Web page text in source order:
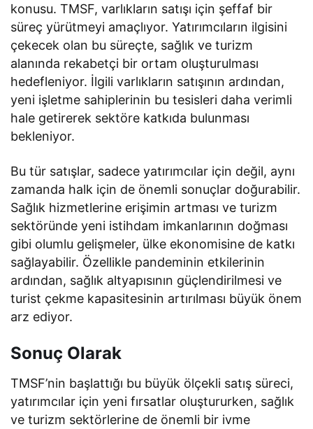
konusu. TMSF, varlıkların satışı için şeffaf bir
süreç yürütmeyi amaçlıyor. Yatırımcıların ilgisini
çekecek olan bu süreçte, sağlık ve turizm
alanında rekabetçi bir ortam oluşturulması
hedefleniyor. İlgili varlıkların satışının ardından,
yeni işletme sahiplerinin bu tesisleri daha verimli
hale getirerek sektöre katkıda bulunması
bekleniyor.
Bu tür satışlar, sadece yatırımcılar için değil, aynı
zamanda halk için de önemli sonuçlar doğurabilir.
Sağlık hizmetlerine erişimin artması ve turizm
sektöründe yeni istihdam imkanlarının doğması
gibi olumlu gelişmeler, ülke ekonomisine de katkı
sağlayabilir. Özellikle pandeminin etkilerinin
ardından, sağlık altyapısının güçlendirilmesi ve
turist çekme kapasitesinin artırılması büyük önem
arz ediyor.
Sonuç Olarak
TMSF’nin başlattığı bu büyük ölçekli satış süreci,
yatırımcılar için yeni fırsatlar oluştururken, sağlık
ve turizm sektörlerine de önemli bir ivme